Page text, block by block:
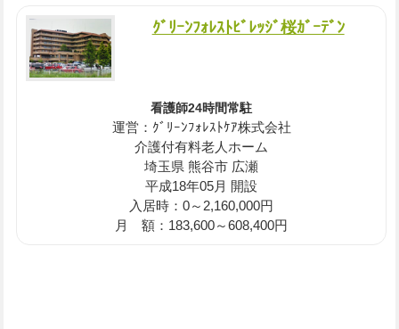
ｸﾞﾘｰﾝﾌｫﾚｽﾄﾋﾞﾚｯｼﾞ桜ｶﾞｰﾃﾞﾝ
看護師24時間常駐
運営：ｸﾞﾘｰﾝﾌｫﾚｽﾄｹｱ株式会社
介護付有料老人ホーム
埼玉県 熊谷市 広瀬
平成18年05月 開設
入居時：0～2,160,000円
月 額：183,600～608,400円